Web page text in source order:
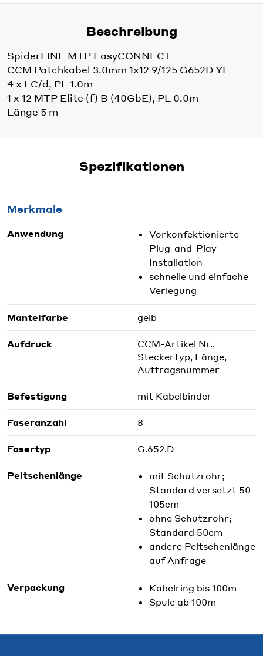
Beschreibung
SpiderLINE MTP EasyCONNECT
CCM Patchkabel 3.0mm 1x12 9/125 G652D YE
4 x LC/d, PL 1.0m
1 x 12 MTP Elite (f) B (40GbE), PL 0.0m
Länge 5 m
Spezifikationen
Merkmale
Anwendung
Vorkonfektionierte
Plug-and-Play
Installation
schnelle und einfache
Verlegung
Mantelfarbe gelb
Aufdruck
CCM-Artikel Nr.,
Steckertyp, Länge,
Auftragsnummer
Befestigung mit Kabelbinder
Faseranzahl 8
Fasertyp G.652.D
Peitschenlänge
mit Schutzrohr;
Standard versetzt 50-
105cm
ohne Schutzrohr;
Standard 50cm
andere Peitschenlänge
auf Anfrage
Verpackung
Kabelring bis 100m
Spule ab 100m